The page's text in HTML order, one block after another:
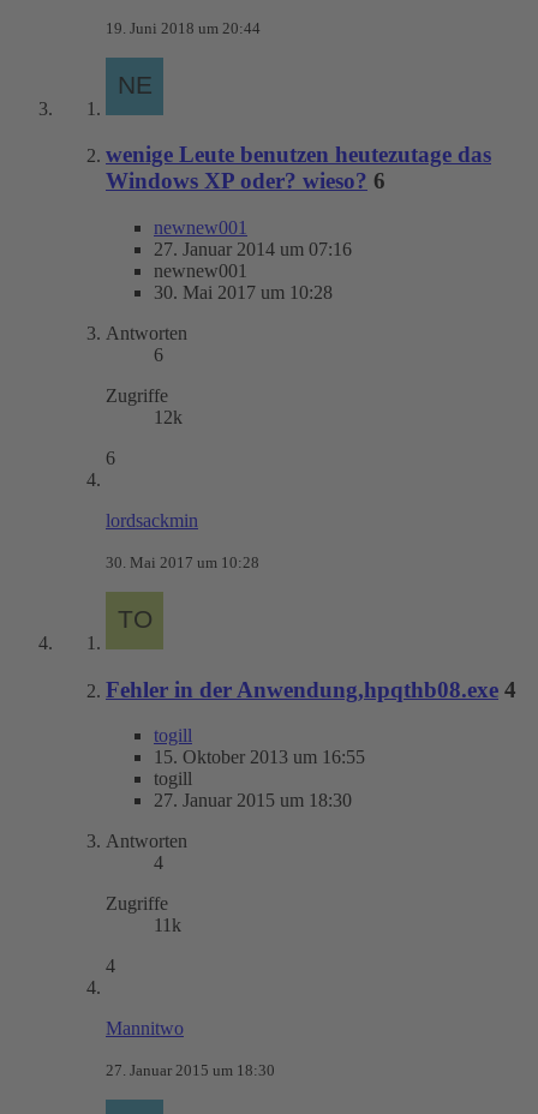
19. Juni 2018 um 20:44
wenige Leute benutzen heutezutage das
Windows XP oder? wieso? 6
newnew001
27. Januar 2014 um 07:16
newnew001
30. Mai 2017 um 10:28
Antworten
6
Zugriffe
12k
6
lordsackmin
30. Mai 2017 um 10:28
Fehler in der Anwendung,hpqthb08.exe 4
togill
15. Oktober 2013 um 16:55
togill
27. Januar 2015 um 18:30
Antworten
4
Zugriffe
11k
4
Mannitwo
27. Januar 2015 um 18:30